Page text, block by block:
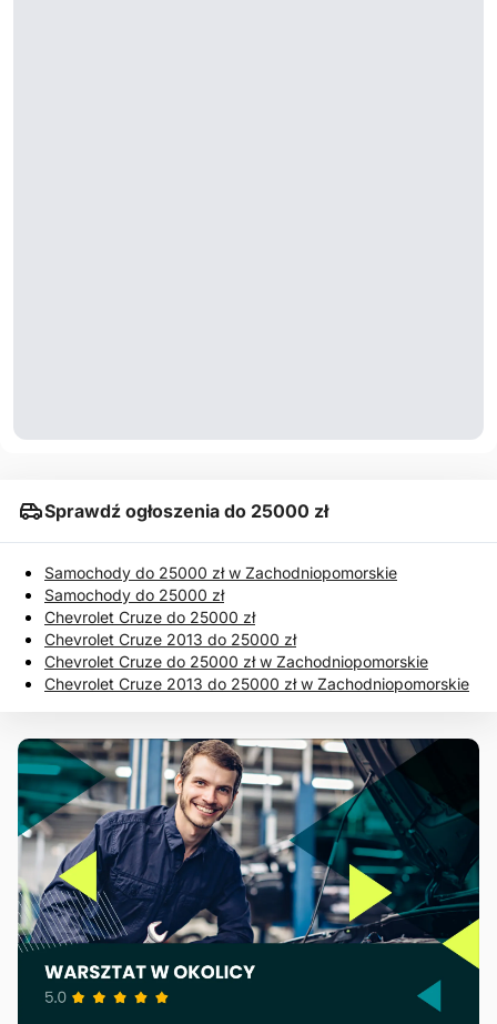
Sprawdź ogłoszenia do 25000 zł
Samochody do 25000 zł w Zachodniopomorskie
Samochody do 25000 zł
Chevrolet Cruze do 25000 zł
Chevrolet Cruze 2013 do 25000 zł
Chevrolet Cruze do 25000 zł w Zachodniopomorskie
Chevrolet Cruze 2013 do 25000 zł w Zachodniopomorskie